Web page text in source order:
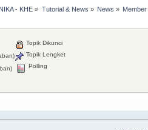
- KHE » Tutorial & News » News »
Topik Dikunci
Topik Lengket
Polling